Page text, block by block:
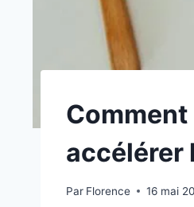
accélérer
Par Florence 16 mai